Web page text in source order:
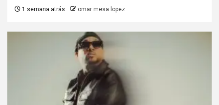
1 semana atrás omar mesa lopez